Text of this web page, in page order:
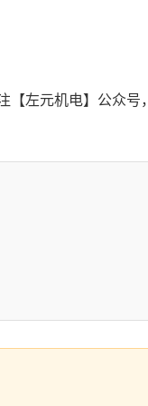
左元机电】公众号，